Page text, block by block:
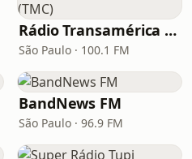
Rádio Transamérica (TMC)
São Paulo · 100.1 FM
BandNews FM
São Paulo · 96.9 FM